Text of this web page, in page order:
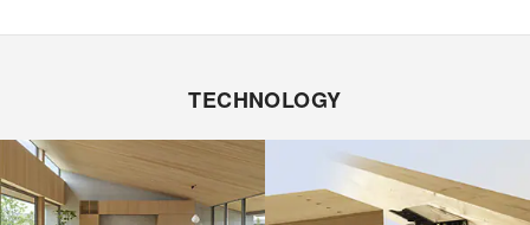
TECHNOLOGY